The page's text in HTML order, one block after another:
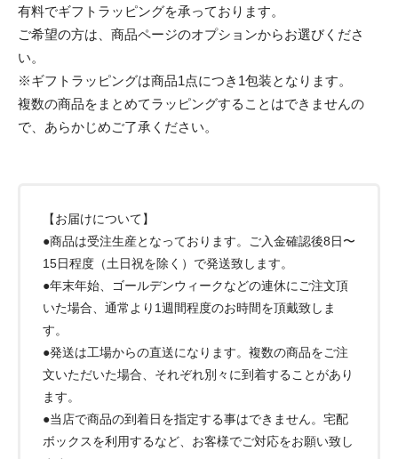
有料でギフトラッピングを承っております。
ご希望の方は、商品ページのオプションからお選びくださ
い。
※ギフトラッピングは商品1点につき1包装となります。
複数の商品をまとめてラッピングすることはできませんの
で、あらかじめご了承ください。
【お届けについて】
●商品は受注生産となっております。ご入金確認後8日〜
15日程度（土日祝を除く）で発送致します。
●年末年始、ゴールデンウィークなどの連休にご注文頂
いた場合、通常より1週間程度のお時間を頂戴致しま
す。
●発送は工場からの直送になります。複数の商品をご注
文いただいた場合、それぞれ別々に到着することがあり
ます。
●当店で商品の到着日を指定する事はできません。宅配
ボックスを利用するなど、お客様でご対応をお願い致し